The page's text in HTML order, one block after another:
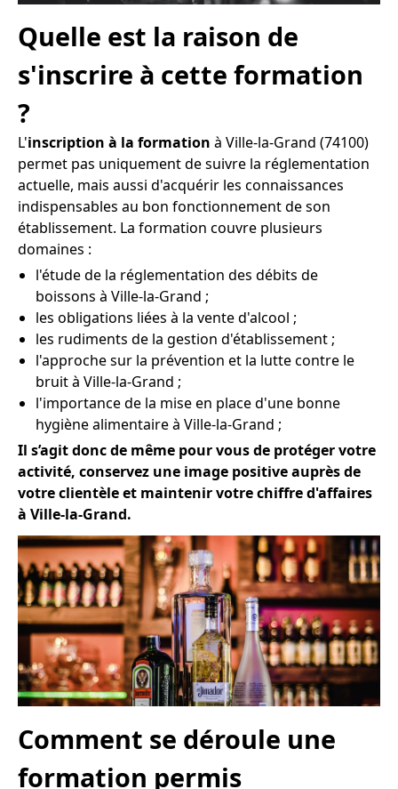
Quelle est la raison de
s'inscrire à cette formation
?
L'inscription à la formation à Ville-la-Grand (74100)
permet pas uniquement de suivre la réglementation
actuelle, mais aussi d'acquérir les connaissances
indispensables au bon fonctionnement de son
établissement. La formation couvre plusieurs
domaines :
l'étude de la réglementation des débits de
boissons à Ville-la-Grand ;
les obligations liées à la vente d'alcool ;
les rudiments de la gestion d'établissement ;
l'approche sur la prévention et la lutte contre le
bruit à Ville-la-Grand ;
l'importance de la mise en place d'une bonne
hygiène alimentaire à Ville-la-Grand ;
Il s’agit donc de même pour vous de protéger votre
activité, conservez une image positive auprès de
votre clientèle et maintenir votre chiffre d'affaires
à Ville-la-Grand.
Comment se déroule une
formation permis